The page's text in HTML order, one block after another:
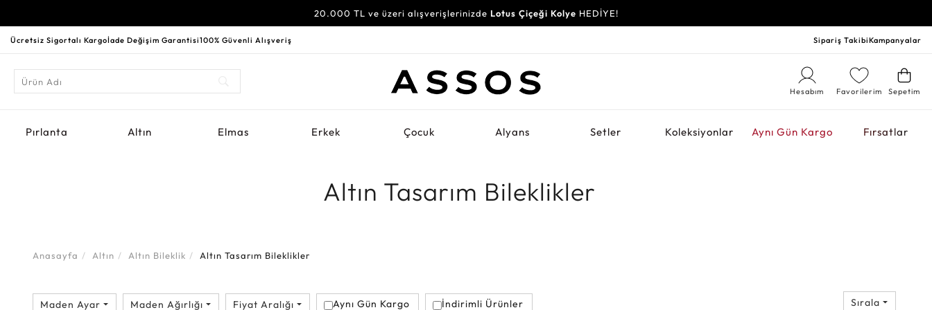
20.000 TL ve üzeri alışverişlerinizde Lotus Çiçeği Kolye HEDİYE!
30.000 TL ve üzeri alışverişlerinizdeSu Yolu BileklikHEDİYE!
Ücretsiz Sigortalı Kargoİade Değişim Garantisi100% Güvenli Alışveriş Sipariş TakibiKampanyalar
Sepetim
Favorilerim
Hesabım
Pırlanta Altın Elmas Erkek Çocuk Alyans Setler Koleksiyonlar Aynı Gün Kargo Fırsatlar
Altın Tasarım Bileklikler
Anasayfa Altın Altın Bileklik Altın Tasarım Bileklikler
Sırala
Maden Ayar Maden Ağırlığı Fiyat Aralığı Aynı Gün Kargo İndirimli Ürünler